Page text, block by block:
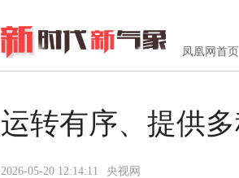
凤凰网首页
运转有序、提供
2026-05-20 12:14:11 央视网